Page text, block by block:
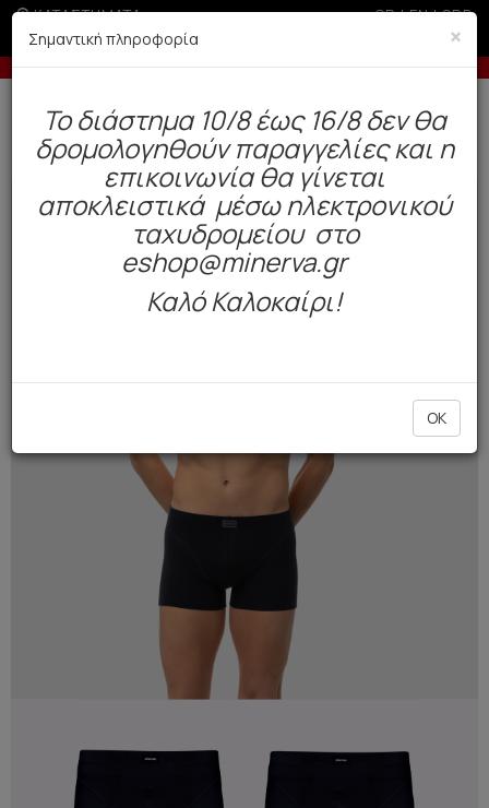
ΚΑΤΑΣΤΗΜΑΤΑ GR|EN|SRB
δόσεις με πιστωτική άνω των 50€ -5% σε
Δωρεάν αποστολή άνω των 49€. Παράδοση σε 3-5 εργάσιμες.
Ανδρας Εσώρουχα Boxers
NEW
COLOR
×
Σημαντική πληροφορία
To διάστημα 10/8 έως 16/8 δεν θα
δρομολογηθούν παραγγελίες και η
επικοινωνία θα γίνεται
αποκλειστικά μέσω ηλεκτρονικού
ταχυδρομείου στο
eshop@minerva.gr
Καλό Καλοκαίρι!
OK